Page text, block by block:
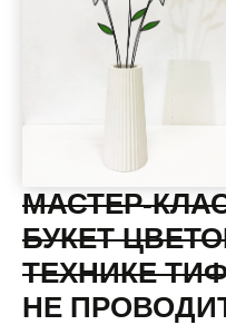
МАСТЕР-
БУКЕТ
ТЕХНИКЕ
НЕ